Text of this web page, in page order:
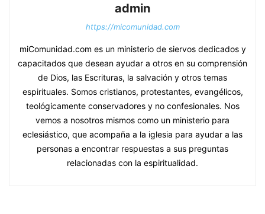
admin
https://micomunidad.com
miComunidad.com es un ministerio de siervos dedicados y
capacitados que desean ayudar a otros en su comprensión
de Dios, las Escrituras, la salvación y otros temas
espirituales. Somos cristianos, protestantes, evangélicos,
teológicamente conservadores y no confesionales. Nos
vemos a nosotros mismos como un ministerio para
eclesiástico, que acompaña a la iglesia para ayudar a las
personas a encontrar respuestas a sus preguntas
relacionadas con la espiritualidad.